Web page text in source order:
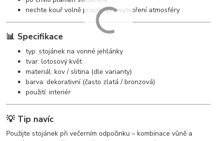
nechte kouř volně proudit pro vytvoření atmosféry
📊 Specifikace
typ: stojánek na vonné jehlánky
tvar: lotosový květ
materiál: kov / slitina (dle varianty)
barva: dekorativní (často zlatá / bronzová)
použití: interiér
💡 Tip navíc
Použijte stojánek při večerním odpočinku – kombinace vůně a